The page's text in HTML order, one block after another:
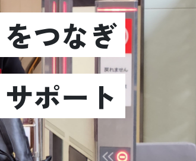
つなぎ
ポート